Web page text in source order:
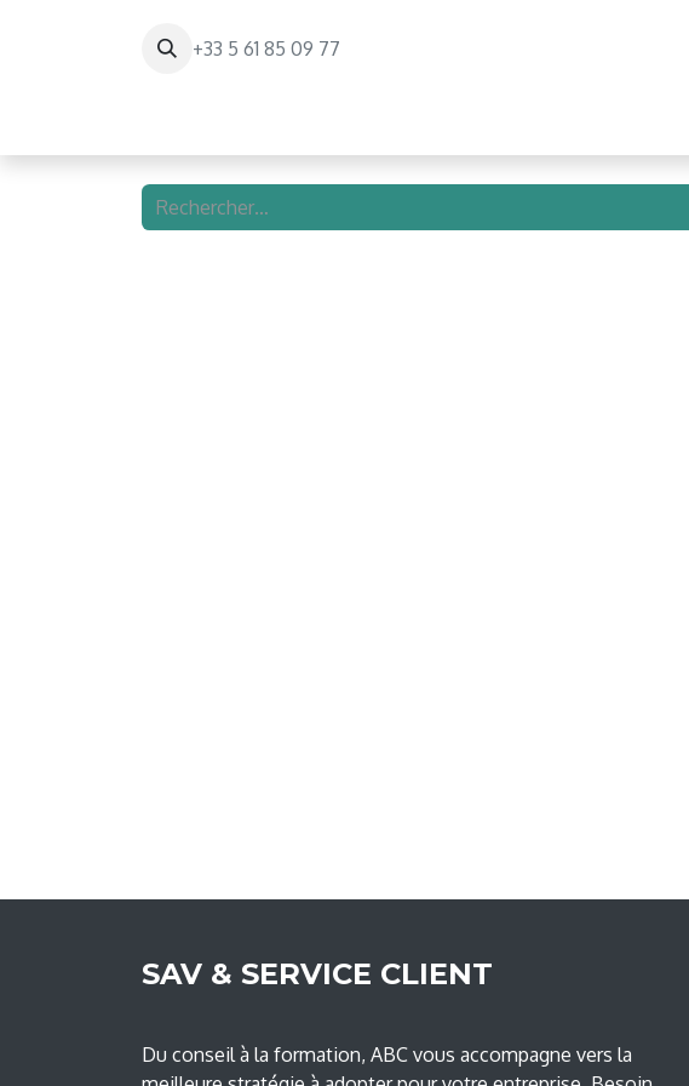
+33 5 61 85 09 77
SAV & SERVICE CLIENT
Du conseil à la formation, ABC vous accompagne vers la